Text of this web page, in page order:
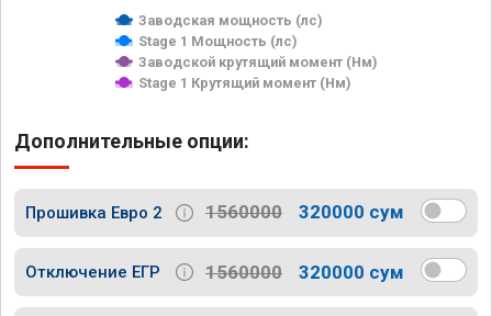
Заводская мощность (лс)
Stage 1 Мощность (лс)
Заводской крутящий момент (Нм)
Stage 1 Крутящий момент (Нм)
Дополнительные опции:
Прошивка Евро 2 1560000 320000 сум
Отключение ЕГР 1560000 320000 сум